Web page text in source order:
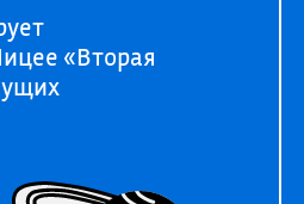
«Вторая